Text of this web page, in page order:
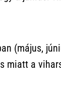
(május,
miatt a